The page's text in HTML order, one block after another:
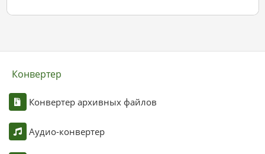
Конвертер
Конвертер архивных файлов
Аудио-конвертер